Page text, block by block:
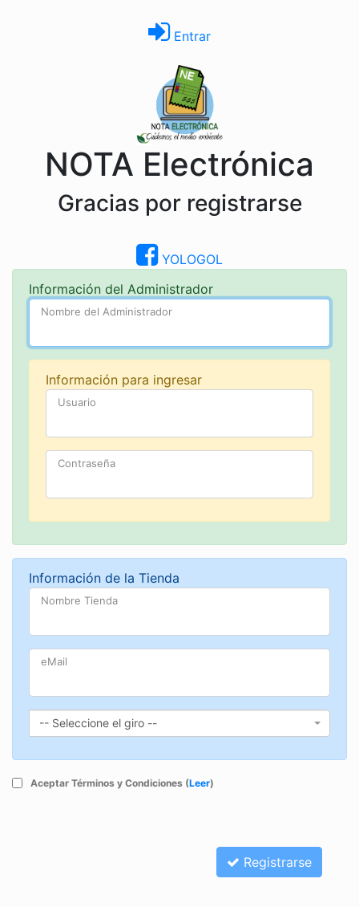
Entrar
NOTA Electrónica
Gracias por registrarse
YOLOGOL
Información del Administrador
Nombre del Administrador
Información para ingresar
Usuario
Contraseña
Información de la Tienda
Nombre Tienda
eMail
Giro
-- Seleccione el giro --
Aceptar Términos y Condiciones (Leer)
Registrarse